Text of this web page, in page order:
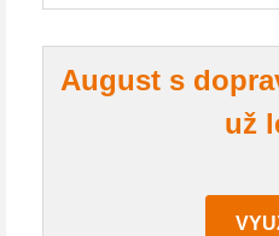
August s
už